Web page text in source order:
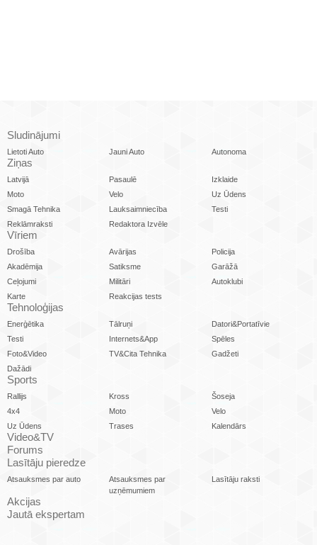
Sludinājumi
Lietoti Auto Jauni Auto Autonoma
Ziņas
Latvijā Pasaulē
Izklaide
Moto
Velo
Uz Ūdens
Smagā Tehnika
Lauksaimniecība
Testi
Reklāmraksti
Redaktora Izvēle
Vīriem
Drošība Avārijas
Policija
Akadēmija
Satiksme
Garāžā
Ceļojumi
Militāri
Autoklubi
Karte
Reakcijas tests
Tehnoloģijas
Enerģētika Tālruņi
Datori&Portatīvie
Testi
Internets&App
Spēles
Foto&Video
TV&Cita Tehnika
Gadžeti
Dažādi
Sports
Rallijs Kross
Šoseja
4x4
Moto
Velo
Uz Ūdens
Trases Kalendārs
Video&TV
Forums
Lasītāju pieredze
Atsauksmes par auto
Atsauksmes par
uzņēmumiem
Lasītāju raksti
Akcijas
Jautā ekspertam